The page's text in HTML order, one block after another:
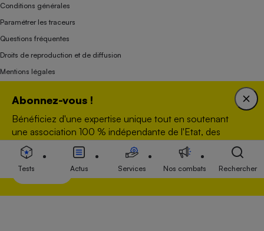
S’abonner
Abonnez-vous !
Bénéficiez d'une expertise unique tout en soutenant
une association 100 % indépendante de l'Etat, des
producteurs et des distributeurs.
Voir nos offres
Conditions générales
Paramétrer les traceurs
Questions fréquentes
Droits de reproduction et de diffusion
Mentions légales
Association indépendante de l’État, des syndicats, des producteurs et des
distributeurs depuis 1951.
Tests Actus Services Nos combats Rechercher